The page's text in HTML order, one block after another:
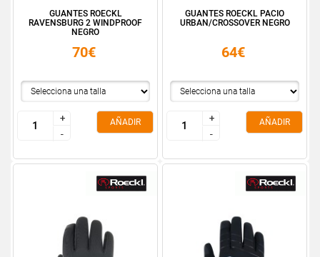
GUANTES ROECKL
RAVENSBURG 2 WINDPROOF
NEGRO
70€
+
-
+
-
AÑADIR
GUANTES ROECKL PACIO
URBAN/CROSSOVER NEGRO
64€
+
-
+
-
AÑADIR